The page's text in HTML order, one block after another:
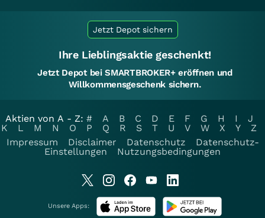
Jetzt Depot sichern
Ihre Lieblingsaktie geschenkt!
Jetzt Depot bei SMARTBROKER+ eröffnen und
Willkommensgeschenk sichern.
Aktien von A - Z: # A B C D E F G H I
J
K
L M N O P Q R S T U V W X Y
Z
Impressum
Disclaimer Datenschutz
Datenschutz-
Einstellungen
Nutzungsbedingungen
Unsere Apps: